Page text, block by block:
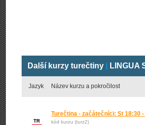
Další kurzy turečtiny LINGUA
Jazyk Název kurzu a pokročilost
TR
Turečtina - začátečníci: St 18:30
kód kurzu (turz2)